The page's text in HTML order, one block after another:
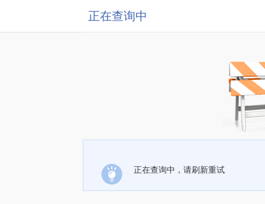
正在查询中
正在查询中，请刷新重试